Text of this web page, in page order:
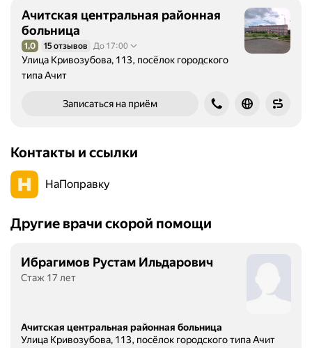
Ачитская центральная районная
больница
Рейтинг 1,0 из 5
1,0 15 отзывов До 17:00
Улица Кривозубова, 113, посёлок городского
типа Ачит
Записаться на приём
Контакты и ссылки
НаПоправку
Другие врачи скорой помощи
Ибрагимов Рустам Ильдарович
Стаж 17 лет
Ачитская центральная районная больница
Улица Кривозубова, 113, посёлок городского типа Ачит